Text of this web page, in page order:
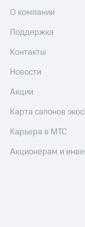
О компании
Поддержка
Контакты
Новости
Акции
Карта салонов
Карьера в МТС
Акционерам и